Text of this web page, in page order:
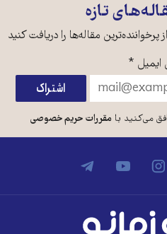
تازه
مقاله‌ها را دریافت کنید
*
می‌کنید بامقررات حریم خصوصی